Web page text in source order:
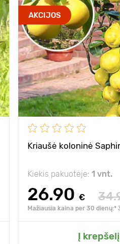
AKCIJOS
Kriaušė koloninė
Kiekis pakuotėje: 1 vnt.
26.90 €
Mažiausia kaina per 30 dienų:*
Į krepšelį